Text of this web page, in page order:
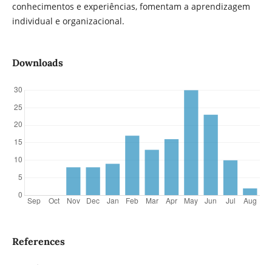
conhecimentos e experiências, fomentam a aprendizagem
individual e organizacional.
Downloads
References